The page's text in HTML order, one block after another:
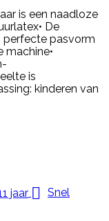
is een naadloze
De
perfecte pasvorm
machine•
is
kinderen van
 Snel